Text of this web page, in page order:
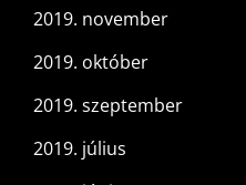
2019. november
2019. október
2019. szeptember
2019. július